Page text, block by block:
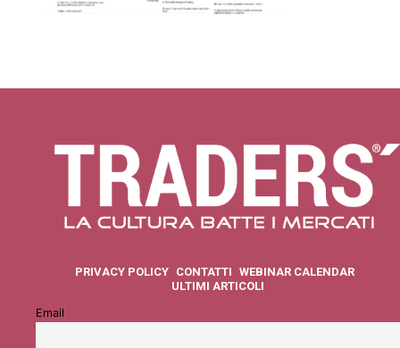
PRIVACY POLICY CONTATTI WEBINAR CALENDAR
ULTIMI ARTICOLI
Email